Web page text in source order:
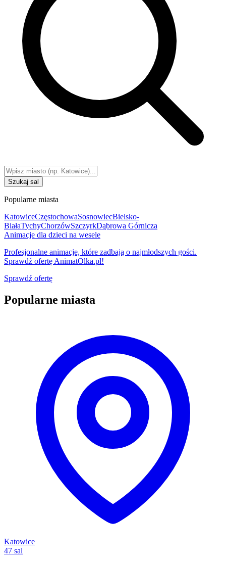
Szukaj sal
Popularne miasta
KatowiceCzęstochowaSosnowiecBielsko-
BiałaTychyChorzówSzczyrkDąbrowa Górnicza
Animacje dla dzieci na wesele
Profesjonalne animacje, które zadbają o najmłodszych gości.
Sprawdź ofertę AnimatOlka.pl!
Sprawdź ofertę
Popularne miasta
Katowice
47 sal